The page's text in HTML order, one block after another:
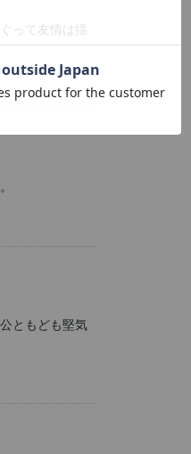
って友情は揺
ともども堅気